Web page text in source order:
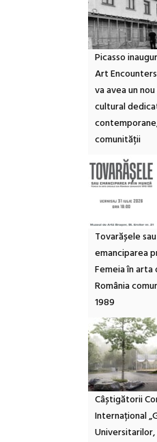
Picasso
Art
va avea un
cultural
comunității
Tovarășele sau
emanciparea
Femeia în arta
România
1989
Câștigătorii
Internațional